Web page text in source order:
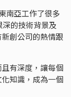
南亞工作了很多
的技術背景及
創公司的熱情跟
有深度，讓每個
知識，成為一個